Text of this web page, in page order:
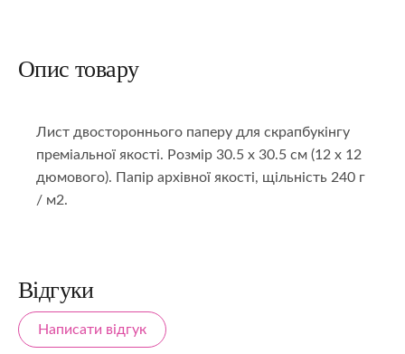
Опис товару
Лист двостороннього паперу для скрапбукінгу
преміальної якості. Розмір 30.5 х 30.5 см (12 х 12
дюмового). Папір архівної якості, щільність 240 г
/ м2.
Відгуки
Написати відгук